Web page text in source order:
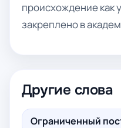
происхождение как
закреплено в
Другие слова
Ограниченный